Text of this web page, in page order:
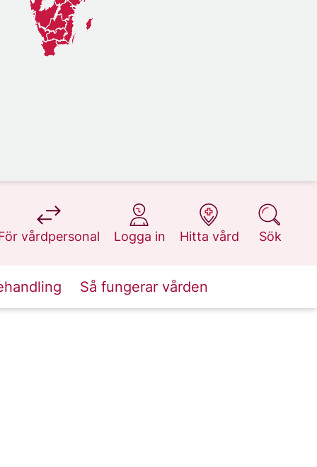
vårdpersonal
på 1177.se
Logga in
på 1177.se
Hitta vård
på 1177.se
Sök
på 1177.se
Så fungerar vården